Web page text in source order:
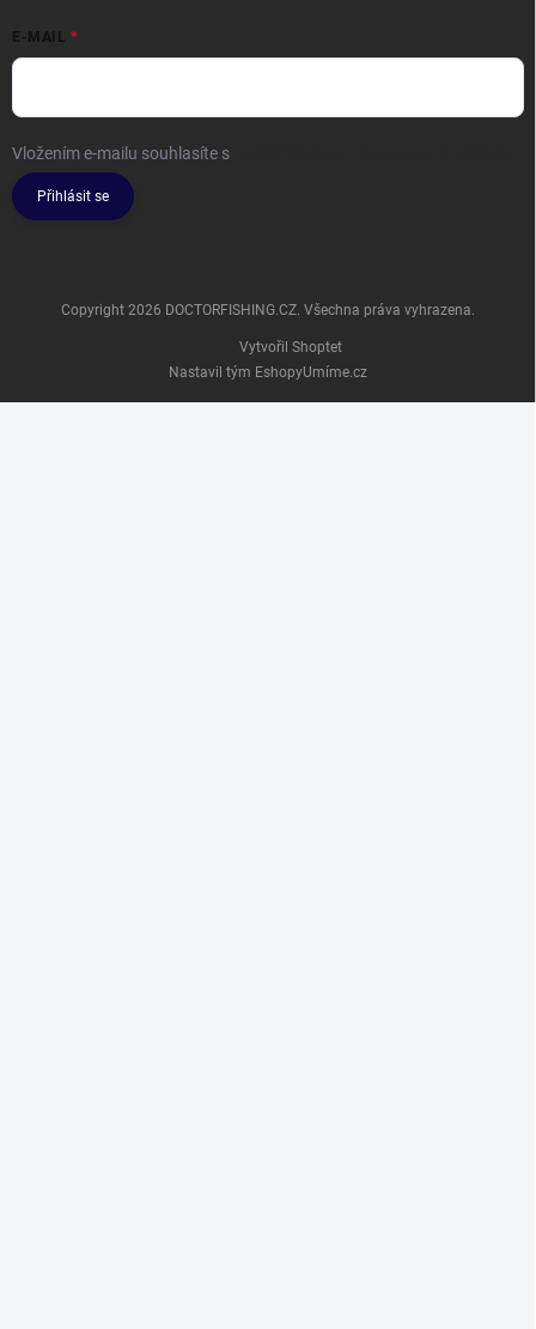
E-MAIL
Vložením e-mailu souhlasíte s
Přihlásit se
Vytvořil Shoptet
Nastavil tým EshopyUmíme.cz
Copyright 2026 DOCTORFISHING.CZ . Všechna práva vyhrazena.